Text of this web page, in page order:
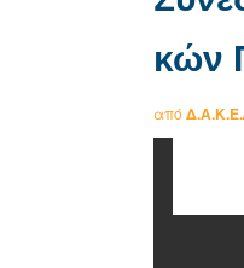
κών
από